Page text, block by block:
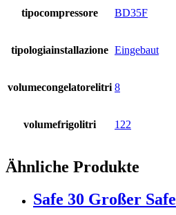
tipocompressore BD35F
tipologiainstallazione Eingebaut
volumecongelatorelitri 8
volumefrigolitri 122
Ähnliche Produkte
Safe 30 Großer Safe